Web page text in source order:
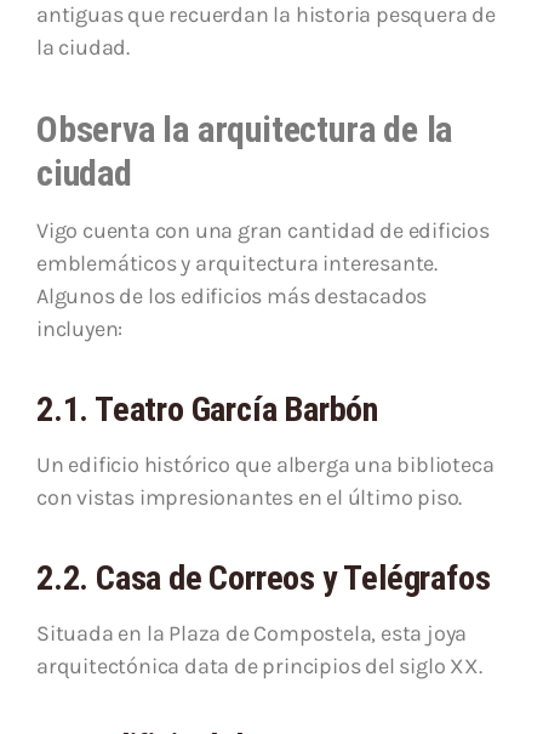
antiguas que recuerdan la historia pesquera de
la ciudad.
Observa la arquitectura de la
ciudad
Vigo cuenta con una gran cantidad de edificios
emblemáticos y arquitectura interesante.
Algunos de los edificios más destacados
incluyen:
2.1. Teatro García Barbón
Un edificio histórico que alberga una biblioteca
con vistas impresionantes en el último piso.
2.2. Casa de Correos y Telégrafos
Situada en la Plaza de Compostela, esta joya
arquitectónica data de principios del siglo XX.